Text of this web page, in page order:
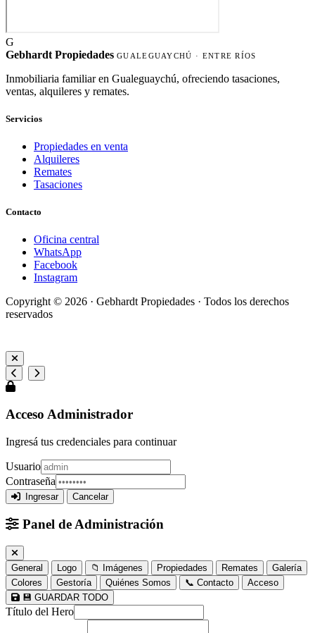
G
Gebhardt Propiedades GUALEGUAYCHÚ · ENTRE RÍOS
Inmobiliaria familiar en Gualeguaychú, ofreciendo tasaciones,
ventas, alquileres y remates.
Servicios
Propiedades en venta
Alquileres
Remates
Tasaciones
Contacto
Oficina central
WhatsApp
Facebook
Instagram
Copyright © 2026 · Gebhardt Propiedades · Todos los derechos
reservados
Acceso Administrador
Ingresá tus credenciales para continuar
Usuario
Contraseña
Ingresar Cancelar
Panel de Administración
General Logo 📁 Imágenes Propiedades Remates
Galería
Colores
Gestoría Quiénes Somos 📞 Contacto
Acceso
💾 GUARDAR TODO
Título del Hero